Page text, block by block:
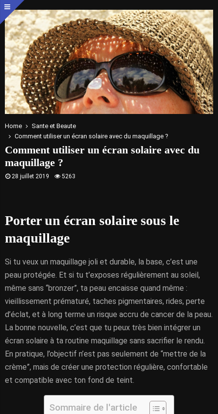
Home
Sante et Beaute
Comment utiliser un écran solaire avec du maquillage ?
Comment utiliser un écran solaire avec du
maquillage ?
28 juillet 2019 5263
Porter un écran solaire sous le
maquillage
Si tu veux un maquillage joli et durable, la base, c’est une
peau protégée. Et si tu t’exposes régulièrement au soleil,
même sans “bronzer”, ta peau encaisse quand même :
vieillissement prématuré, taches pigmentaires, rides, perte
d’éclat, et à long terme un risque accru de cancer de la peau.
La bonne nouvelle, c’est que tu peux très bien intégrer un
écran solaire à ta routine maquillage sans sacrifier le rendu.
En pratique, l’objectif n’est pas seulement de “mettre de la
crème”, mais de créer une protection régulière, confortable
et compatible avec ton fond de teint.
Sommaire de l'article